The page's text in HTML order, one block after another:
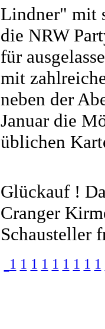
Lindner" mit
die NRW
für
mit
neben der
Januar die
üblichen
Glückauf !
Cranger
Schausteller
1 1 1 1 1 1 1 1 1